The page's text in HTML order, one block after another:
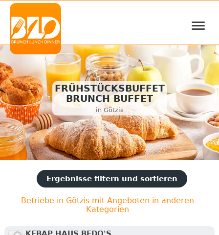
≡
FRÜHSTÜCKSBUFFET
BRUNCH BUFFET
in Götzis
Ergebnisse filtern und sortieren
Betriebe in Götzis mit Angeboten in anderen
Kategorien